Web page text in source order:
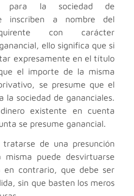
para la sociedad de
inscriben a nombre del
con carácter
ello significa que si
expresamente en el título
el importe de la misma
se presume que el
la sociedad de gananciales.
existente en cuenta
se presume ganancial.
de una presunción
puede desvirtuarse
en contrario, que debe ser
sin que basten los meros